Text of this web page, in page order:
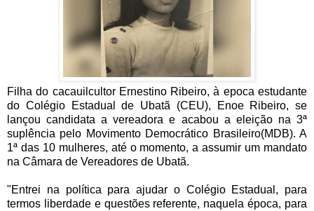
Filha do cacauilcultor Ernestino Ribeiro, à epoca estudante
do Colégio Estadual de Ubatã (CEU), Enoe Ribeiro, se
lançou candidata a vereadora e acabou a eleição na 3ª
suplência pelo Movimento Democrático Brasileiro(MDB). A
1ª das 10 mulheres, até o momento, a assumir um mandato
na Câmara de Vereadores de Ubatã.
"Entrei na política para ajudar o Colégio Estadual, para
termos liberdade e questões referente, naquela época, para